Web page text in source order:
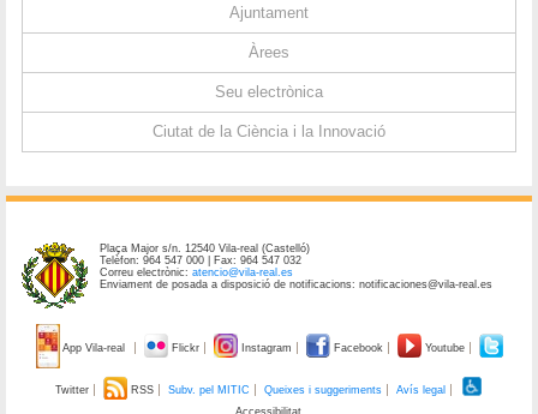
Ajuntament
Àrees
Seu electrònica
Ciutat de la Ciència i la Innovació
Plaça Major s/n. 12540 Vila-real (Castelló)
Telèfon: 964 547 000 | Fax: 964 547 032
Correu electrònic:atencio@vila-real.es
Enviament de posada a disposició de notificacions: notificaciones@vila-real.es
App Vila-real Flickr Instagram Facebook Youtube
Twitter RSS Subv. pel MITIC Queixes i suggeriments
Avís legal